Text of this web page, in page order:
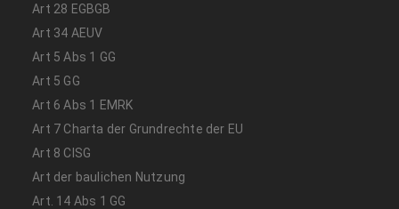
Art 28 EGBGB
Art 34 AEUV
Art 5 Abs 1 GG
Art 5 GG
Art 6 Abs 1 EMRK
Art 7 Charta der Grundrechte der EU
Art 8 CISG
Art der baulichen Nutzung
Art. 14 Abs 1 GG